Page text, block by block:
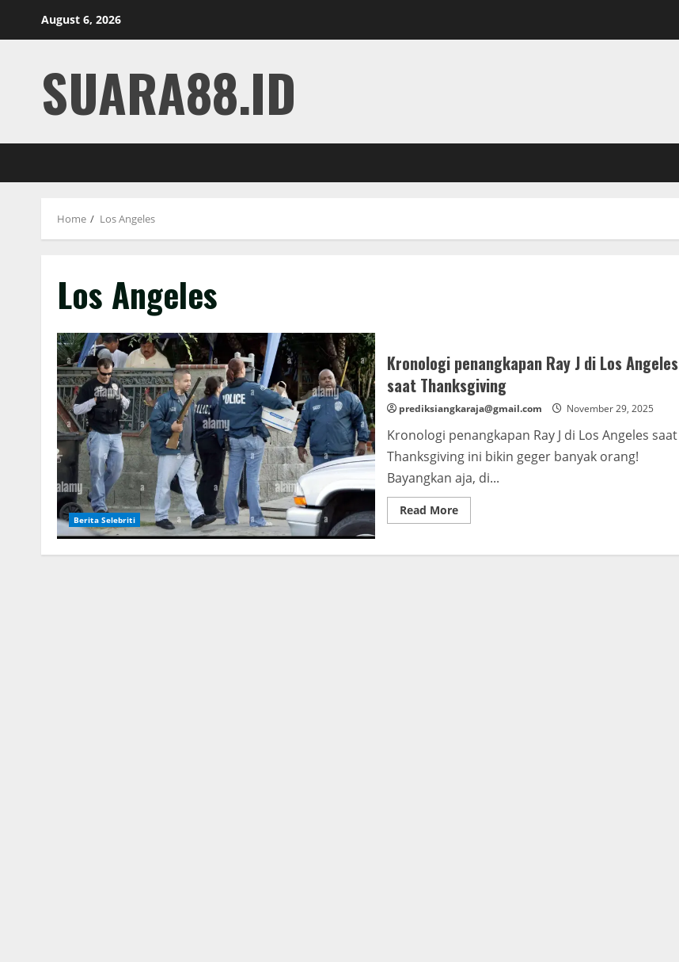
August 6, 2026
SUARA88.ID
Home Los Angeles
Los Angeles
Berita Selebriti
Kronologi penangkapan Ray J di Los Angeles
saat Thanksgiving
prediksiangkaraja@gmail.com November 29, 2025
Kronologi penangkapan Ray J di Los Angeles saat
Thanksgiving ini bikin geger banyak orang!
Bayangkan aja, di...
Read MoreRead
more
penangkapan